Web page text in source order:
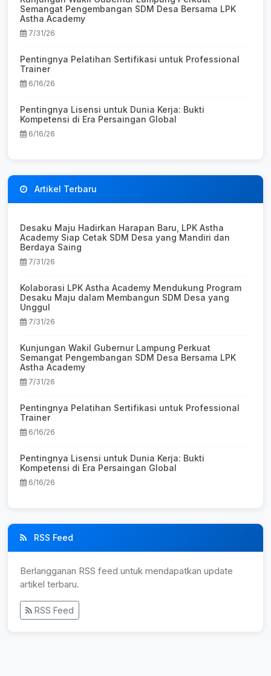
Semangat Pengembangan SDM Desa Bersama LPK
Astha Academy
7/31/26
Pentingnya Pelatihan Sertifikasi untuk Professional
Trainer
6/16/26
Pentingnya Lisensi untuk Dunia Kerja: Bukti
Kompetensi di Era Persaingan Global
6/16/26
Artikel Terbaru
Desaku Maju Hadirkan Harapan Baru, LPK Astha
Academy Siap Cetak SDM Desa yang Mandiri dan
Berdaya Saing
7/31/26
Kolaborasi LPK Astha Academy Mendukung Program
Desaku Maju dalam Membangun SDM Desa yang
Unggul
7/31/26
Kunjungan Wakil Gubernur Lampung Perkuat
Semangat Pengembangan SDM Desa Bersama LPK
Astha Academy
7/31/26
Pentingnya Pelatihan Sertifikasi untuk Professional
Trainer
6/16/26
Pentingnya Lisensi untuk Dunia Kerja: Bukti
Kompetensi di Era Persaingan Global
6/16/26
RSS Feed
Berlangganan RSS feed untuk mendapatkan update
artikel terbaru.
RSS Feed